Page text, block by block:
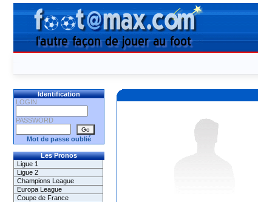
Identification
LOGIN
PASSWORD
Mot de passe oublié
Les Pronos
Ligue 1
Ligue 2
Champions League
Europa League
Coupe de France